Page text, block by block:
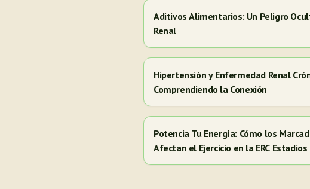
Aditivos Alimentarios: Un Peligro
Renal
Hipertensión y Enfermedad Renal
Comprendiendo la Conexión
Potencia Tu Energía: Cómo los
Afectan el Ejercicio en la ERC Estadios